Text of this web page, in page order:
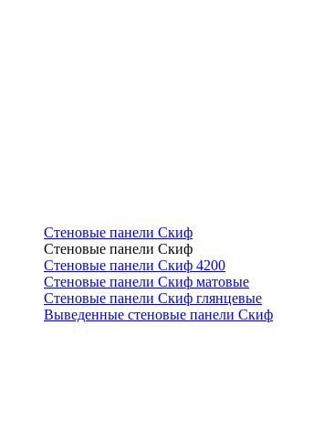
Стеновые панели Скиф
Стеновые панели Скиф
Стеновые панели Скиф 4200
Стеновые панели Скиф матовые
Стеновые панели Скиф глянцевые
Выведенные стеновые панели Скиф